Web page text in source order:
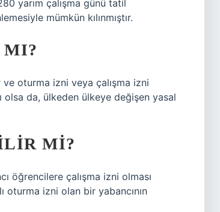
yarım çalışma günü tatil
mümkün kılınmıştır.
oturma izni veya çalışma izni
olsa da, ülkeden ülkeye değişen yasal
MI?
öğrencilere çalışma izni olması
oturma izni olan bir yabancının